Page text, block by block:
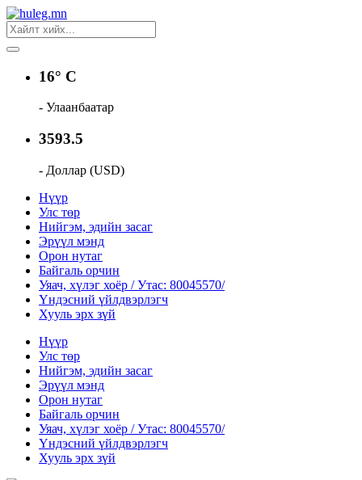
16° C
- Улаанбаатар
3593.5
- Доллар (USD)
Нүүр
Улс төр
Нийгэм, эдийн засаг
Эрүүл мэнд
Орон нутаг
Байгаль орчин
Уяач, хүлэг хоёр / Утас: 80045570/
Үндэсний үйлдвэрлэгч
Хууль эрх зүй
Нүүр
Улс төр
Нийгэм, эдийн засаг
Эрүүл мэнд
Орон нутаг
Байгаль орчин
Уяач, хүлэг хоёр / Утас: 80045570/
Үндэсний үйлдвэрлэгч
Хууль эрх зүй